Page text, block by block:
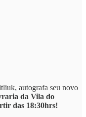
autografa seu novo
da Vila do
das 18:30hrs!